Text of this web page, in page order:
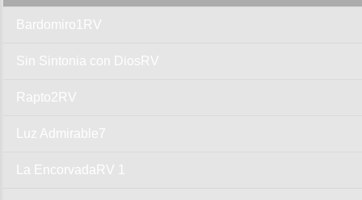
Bardomiro1RV
Sin Sintonia con DiosRV
Rapto2RV
Luz Admirable7
La EncorvadaRV 1